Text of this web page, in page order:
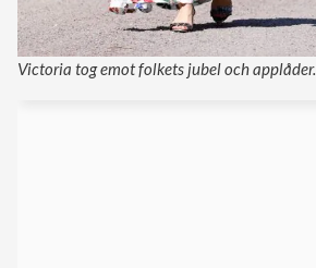
Victoria tog emot folkets jubel och applåder.